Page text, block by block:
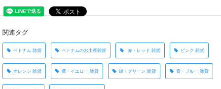
関連タグ
ベトナム 雑貨 ベトナムのお土産雑貨 赤・レッド 雑貨 ピンク 雑貨
オレンジ 雑貨 黄・イエロー 雑貨 緑・グリーン 雑貨 青・ブルー 雑貨